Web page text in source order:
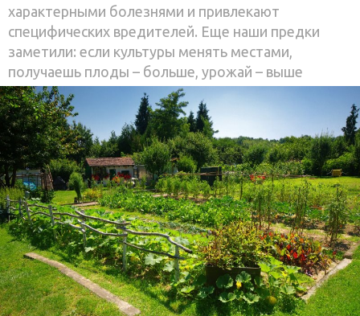
характерными болезнями и привлекают
специфических вредителей. Еще наши предки
заметили: если культуры менять местами,
получаешь плоды – больше, урожай – выше